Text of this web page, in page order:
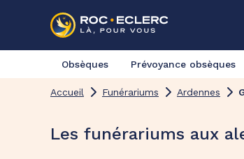
Obsèques Prévoyance obsèques
Accueil Funérariums Ardennes
Les funérariums aux